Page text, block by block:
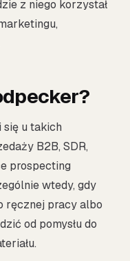
z niego korzystał
u takich
B2B, SDR,
prospecting
wtedy, gdy
ręcznej pracy albo
od pomysłu do